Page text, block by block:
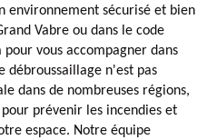
environnement sécurisé et bien
Vabre ou dans le code
vous accompagner dans
débroussaillage n'est pas
dans de nombreuses régions,
prévenir les incendies et
espace. Notre équipe